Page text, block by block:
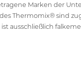
Marken der
Thermomix® sind
ausschließlich